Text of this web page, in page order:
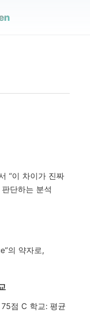
“이 차이가 진짜
단하는 분석
의 약자로,
점 C 학교: 평균